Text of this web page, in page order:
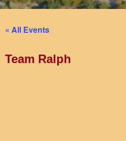
« All Events
Team Ralph